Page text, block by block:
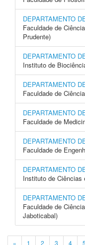
DEPARTAMENTO
Faculdade de
Prudente)
DEPARTAMENTO
Instituto de
DEPARTAMENTO
Faculdade de
DEPARTAMENTO
Faculdade de
DEPARTAMENTO
Faculdade de
DEPARTAMENTO
Instituto de Ciências
DEPARTAMENTO
Faculdade de
Jaboticabal)
« 1 2 3 4 5